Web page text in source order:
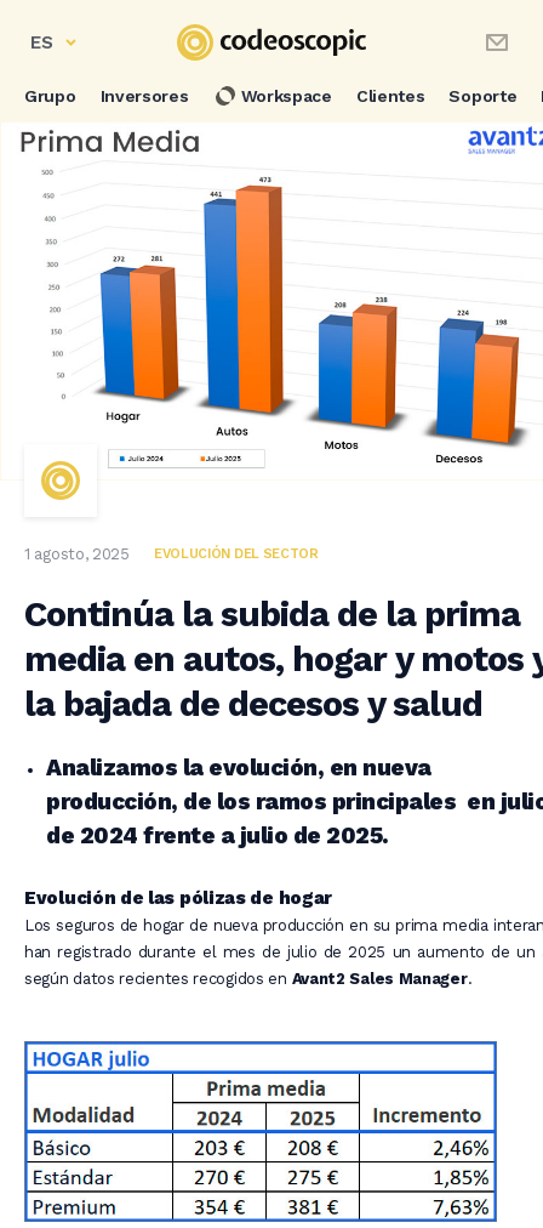
ES
Grupo Inversores Workspace Clientes Soporte
1 agosto, 2025 EVOLUCIÓN DEL SECTOR
Continúa la subida de la prima
media en autos, hogar y motos
la bajada de decesos y salud
Analizamos la evolución, en nueva
producción, de los ramos principales en
de 2024 frente a julio de 2025.
Evolución de las pólizas de hogar
Los seguros de hogar de nueva producción en su prima media
han registrado durante el mes de julio de 2025 un aumento de un
según datos recientes recogidos en Avant2 Sales Manager.